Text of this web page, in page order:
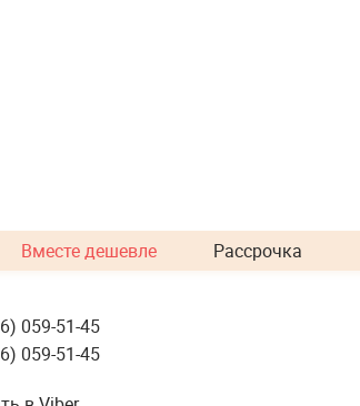
Вместе дешевле Рассрочка
059-51-45
059-51-45